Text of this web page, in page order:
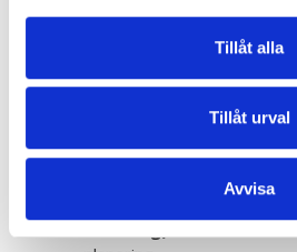
Tillåt alla
Tillåt urval
Avvisa
Huvudsakliga roller och deras
: Övergripande
projektets arbetsmiljö
Projektör: Ansvarar för
projekteringsfasen